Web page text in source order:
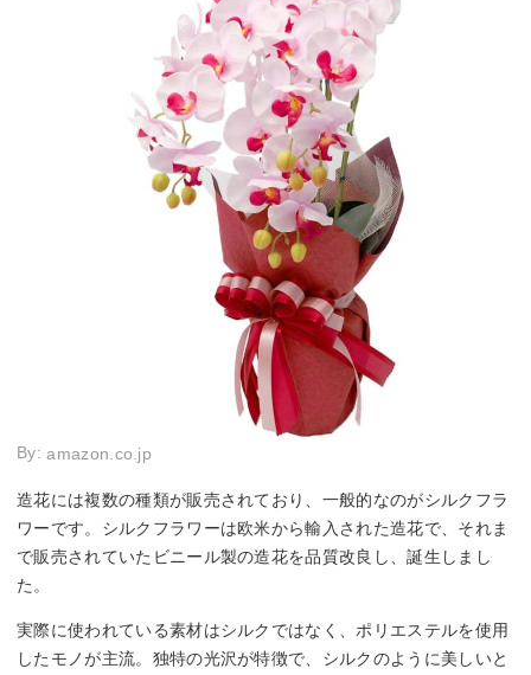
By:amazon.co.jp
造花には複数の種類が販売されており、一般的なのがシルクフラ
ワーです。シルクフラワーは欧米から輸入された造花で、それま
で販売されていたビニール製の造花を品質改良し、誕生しまし
た。
実際に使われている素材はシルクではなく、ポリエステルを使用
したモノが主流。独特の光沢が特徴で、シルクのように美しいと